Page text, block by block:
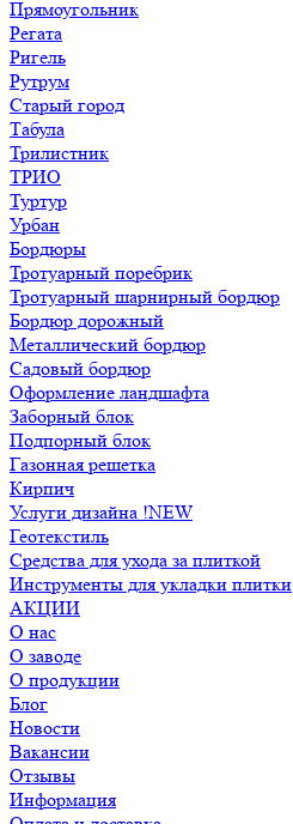
Прямоугольник
Регата
Ригель
Рутрум
Старый город
Табула
Трилистник
ТРИО
Туртур
Урбан
Бордюры
Тротуарный поребрик
Тротуарный шарнирный бордюр
Бордюр дорожный
Металлический бордюр
Садовый бордюр
Оформление ландшафта
Заборный блок
Подпорный блок
Газонная решетка
Кирпич
Услуги дизайна !NEW
Геотекстиль
Средства для ухода за плиткой
Инструменты для укладки плитки
АКЦИИ
О нас
О заводе
О продукции
Блог
Новости
Вакансии
Отзывы
Информация